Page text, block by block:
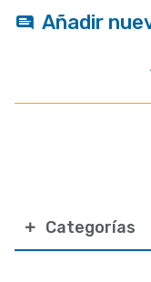
Categorías
Añadir